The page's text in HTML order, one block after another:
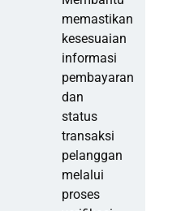
memastikan
kesesuaian
informasi
pembayaran
dan
status
transaksi
pelanggan
melalui
proses